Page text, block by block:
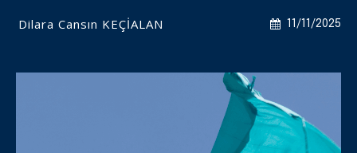
11/11/2025
Dilara Cansın KEÇİALAN